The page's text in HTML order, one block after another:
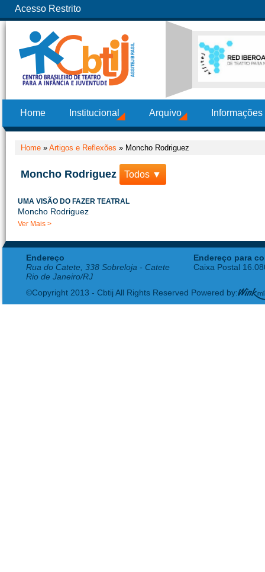
Acesso Restrito
Home Institucional Arquivo
Home » Artigos e Reflexões » Moncho Rodriguez
Moncho Rodriguez Todos ▼
UMA VISÃO DO FAZER TEATRAL
Moncho Rodriguez
Ver Mais >
Endereço
Rua do Catete, 338 Sobreloja - Catete
Rio de Janeiro/RJ
Endereço para
Caixa Postal
©Copyright 2013 - Cbtij All Rights Reserved Powered by: